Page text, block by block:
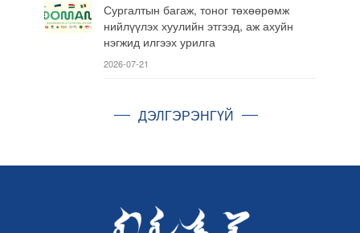
Сургалтын багаж, тоног төхөөрөмж
нийлүүлэх хуулийн этгээд, аж ахуйн
нэгжид илгээх урилга
2026-07-21
ДЭЛГЭРЭНГҮЙ